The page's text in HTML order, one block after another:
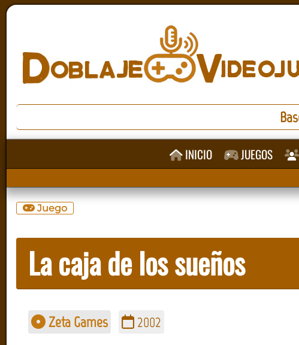
INICIO JUEGOS
Juego
La caja de los sueños
Zeta Games 2002